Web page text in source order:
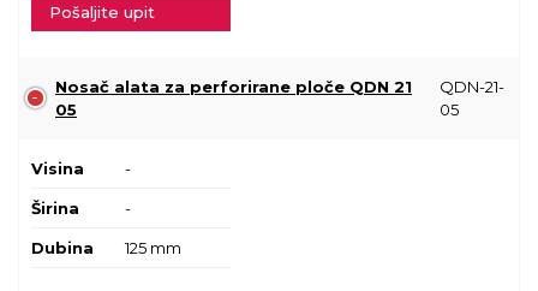
Pošaljite upit
Nosač alata za perforirane ploče QDN 21
05
QDN-21-
05
Visina -
Širina -
Dubina 125 mm